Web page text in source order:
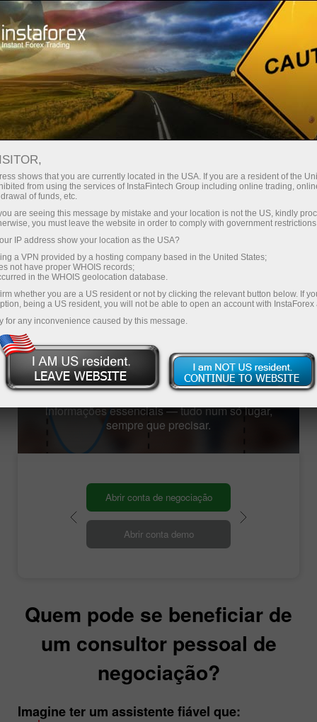
Para Iniciantes Aconselhamento ao trader
Iniciantes que querem
compreender a
negociação e
investidores
experientes que
precisam de análises
atualizadas
Com o serviço GRATUITO de “Consultor de
Negociação Pessoal”, pode aceder a notícias
de mercado atualizadas, análises e
informações essenciais — tudo num só lugar,
sempre que precisar.
Abrir conta de negociação
Abrir conta demo
Quem pode se beneficiar de
um consultor pessoal de
negociação?
Imagine ter um assistente fiável que:
shows that you are currently located in the USA. If you are a resident of the
from using the services of InstaFintech Group including online trading,
of funds, etc.
are seeing this message by mistake and your location is not the US, kindly
you must leave the website in order to comply with government
IP address show your location as the USA?
a VPN provided by a hosting company based in the United States;
not have proper WHOIS records;
in the WHOIS geolocation database.
whether you are a US resident or not by clicking the relevant button below. If
being a US resident, you will not be able to open an account with InstaForex
for any inconvenience caused by this message.